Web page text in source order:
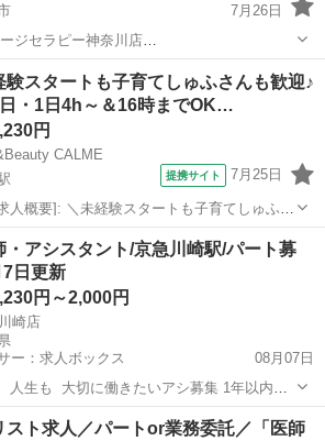
7月26日
ジセラピー神奈川店
kanagawa ■業種 出張マッサ
リアのお客様のご...
ッサージ 居場所
験スタートも子育てしゅふさんも歓迎♪
・1日4h～＆16時までOK…
円
CALME
提携サイト 7月25日
～＆16時までOK◎土日祝休み相談可！【完
ト募集】美容師免許を活かして活躍♪ [職種
寺駅 その他
・アシスタント/京急川崎駅/パート募
日更新
円～2,000円
崎店
ー：求人ボックス
08月07日
人生も ‍ 大切に働きたいアシ募集 1年以内デ
<仕事内容> HuBeauuuでは“美容師の枠を超
ています 集客・マーケティングは本部が徹底
スト求人／パートor業務委託／「医師